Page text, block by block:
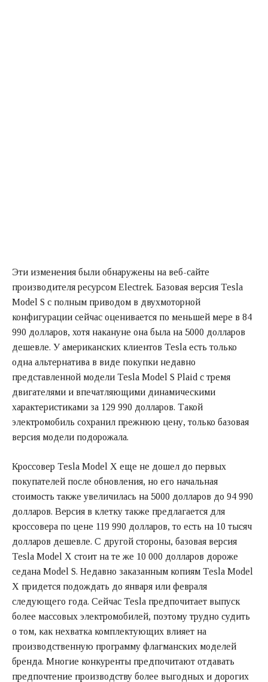
Эти изменения были обнаружены на веб-сайте
производителя ресурсом Electrek. Базовая версия Tesla
Model S с полным приводом в двухмоторной
конфигурации сейчас оценивается по меньшей мере в 84
990 долларов, хотя накануне она была на 5000 долларов
дешевле. У американских клиентов Tesla есть только
одна альтернатива в виде покупки недавно
представленной модели Tesla Model S Plaid с тремя
двигателями и впечатляющими динамическими
характеристиками за 129 990 долларов. Такой
электромобиль сохранил прежнюю цену, только базовая
версия модели подорожала.
Кроссовер Tesla Model X еще не дошел до первых
покупателей после обновления, но его начальная
стоимость также увеличилась на 5000 долларов до 94 990
долларов. Версия в клетку также предлагается для
кроссовера по цене 119 990 долларов, то есть на 10 тысяч
долларов дешевле. С другой стороны, базовая версия
Tesla Model X стоит на те же 10 000 долларов дороже
седана Model S. Недавно заказанным копиям Tesla Model
X придется подождать до января или февраля
следующего года. Сейчас Tesla предпочитает выпуск
более массовых электромобилей, поэтому трудно судить
о том, как нехватка комплектующих влияет на
производственную программу флагманских моделей
бренда. Многие конкуренты предпочитают отдавать
предпочтение производству более выгодных и дорогих